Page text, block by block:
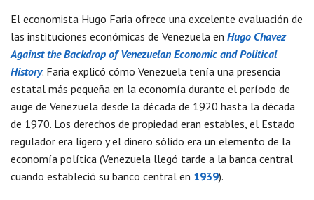
El economista Hugo Faria ofrece una excelente evaluación de
las instituciones económicas de Venezuela en Hugo Chavez
Against the Backdrop of Venezuelan Economic and Political
History. Faria explicó cómo Venezuela tenía una presencia
estatal más pequeña en la economía durante el período de
auge de Venezuela desde la década de 1920 hasta la década
de 1970. Los derechos de propiedad eran estables, el Estado
regulador era ligero y el dinero sólido era un elemento de la
economía política (Venezuela llegó tarde a la banca central
cuando estableció su banco central en 1939).